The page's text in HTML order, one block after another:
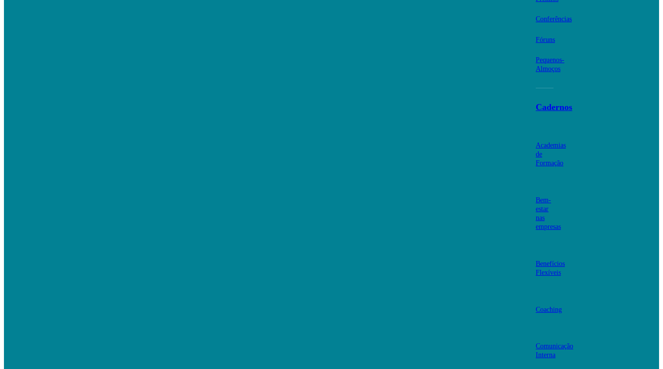
Conferências
Fóruns
Pequenos-
Almoços
Cadernos
Academias
de
Formação
Bem-
estar
nas
empresas
Benefícios
Flexíveis
Coaching
Comunicação
Interna